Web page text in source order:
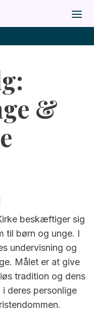
&
beskæftiger sig
til børn og unge. I
undervisning og
Målet er at give
tradition og dens
deres personlige